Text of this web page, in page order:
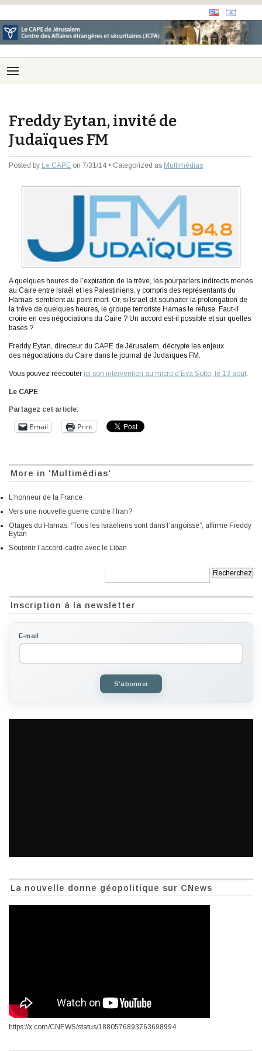
Freddy Eytan, invité de
Judaïques FM
Posted by Le CAPE on 7/31/14 • Categorized as Multimédias
A quelques heures de l’expiration de la trêve, les pourparlers indirects menés
au Caire entre Israël et les Palestiniens, y compris des représentants du
Hamas, semblent au point mort. Or, si Israël dit souhaiter la prolongation de
la trêve de quelques heures, le groupe terroriste Hamas le refuse. Faut-il
croire en ces négociations du Caire ? Un accord est-il possible et sur quelles
bases ?
Freddy Eytan, directeur du CAPE de Jérusalem, décrypte les enjeux
des négociations du Caire dans le journal de Judaïques FM.
Vous pouvez réécouter ici son intervention au micro d’Eva Sotto, le 13 août.
Le CAPE
Partagez cet article:
Email Print
More in 'Multimédias'
L’honneur de la France
Vers une nouvelle guerre contre l’Iran?
Otages du Hamas: “Tous les Israéliens sont dans l’angoisse”, affirme Freddy
Eytan
Soutenir l’accord-cadre avec le Liban
Inscription à la newsletter
E-mail
S'abonner
La nouvelle donne géopolitique sur CNews
https://x.com/CNEWS/status/1880576893763698994